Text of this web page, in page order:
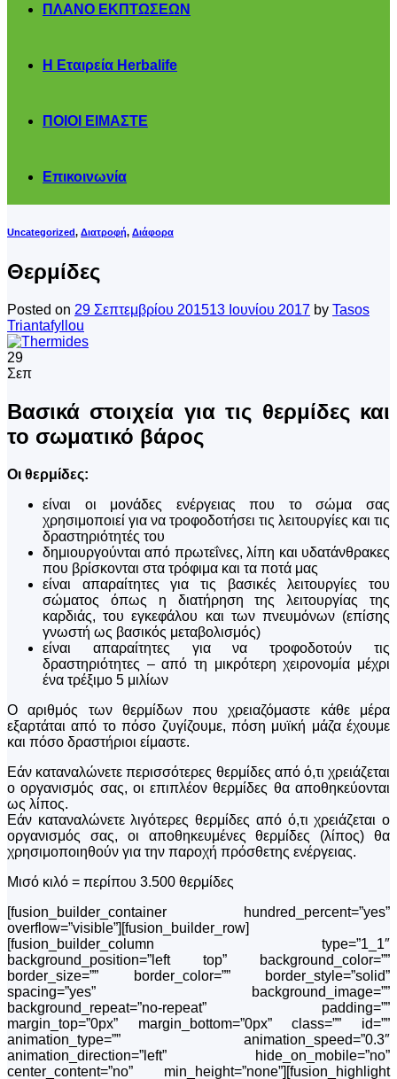
ΠΛΑΝΟ ΕΚΠΤΩΣΕΩΝ
Η Εταιρεία Herbalife
ΠΟΙΟΙ ΕΙΜΑΣΤΕ
Επικοινωνία
Uncategorized, Διατροφή, Διάφορα
Θερμίδες
Posted on 29 Σεπτεμβρίου 201513 Ιουνίου 2017 by Tasos
Triantafyllou
29
Σεπ
Βασικά στοιχεία για τις θερμίδες και
το σωματικό βάρος
Οι θερμίδες:
είναι οι μονάδες ενέργειας που το σώμα σας
χρησιμοποιεί για να τροφοδοτήσει τις λειτουργίες και τις
δραστηριότητές του
δημιουργούνται από πρωτεΐνες, λίπη και υδατάνθρακες
που βρίσκονται στα τρόφιμα και τα ποτά μας
είναι απαραίτητες για τις βασικές λειτουργίες του
σώματος όπως η διατήρηση της λειτουργίας της
καρδιάς, του εγκεφάλου και των πνευμόνων (επίσης
γνωστή ως βασικός μεταβολισμός)
είναι απαραίτητες για να τροφοδοτούν τις
δραστηριότητες – από τη μικρότερη χειρονομία μέχρι
ένα τρέξιμο 5 μιλίων
Ο αριθμός των θερμίδων που χρειαζόμαστε κάθε μέρα
εξαρτάται από το πόσο ζυγίζουμε, πόση μυϊκή μάζα έχουμε
και πόσο δραστήριοι είμαστε.
Εάν καταναλώνετε περισσότερες θερμίδες από ό,τι χρειάζεται
ο οργανισμός σας, οι επιπλέον θερμίδες θα αποθηκεύονται
ως λίπος.
Εάν καταναλώνετε λιγότερες θερμίδες από ό,τι χρειάζεται ο
οργανισμός σας, οι αποθηκευμένες θερμίδες (λίπος) θα
χρησιμοποιηθούν για την παροχή πρόσθετης ενέργειας.
Μισό κιλό = περίπου 3.500 θερμίδες
[fusion_builder_container hundred_percent=”yes”
overflow=”visible”][fusion_builder_row]
[fusion_builder_column type=”1_1″
background_position=”left top” background_color=””
border_size=”” border_color=”” border_style=”solid”
spacing=”yes” background_image=””
background_repeat=”no-repeat” padding=””
margin_top=”0px” margin_bottom=”0px” class=”” id=””
animation_type=”” animation_speed=”0.3″
animation_direction=”left” hide_on_mobile=”no”
center_content=”no” min_height=”none”][fusion_highlight